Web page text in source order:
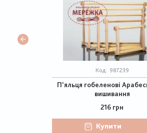
Код: 987239
П'яльця гобеленові
вишивання
216 грн
Купити